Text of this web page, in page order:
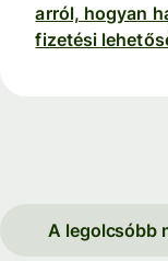
arról, hogyan
fizetési
A legolcsóbb